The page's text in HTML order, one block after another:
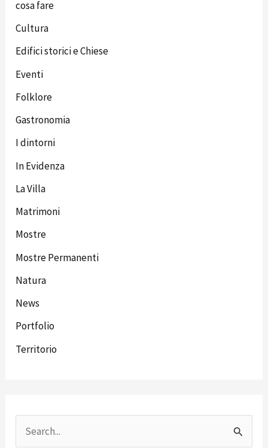
cosa fare
Cultura
Edifici storici e Chiese
Eventi
Folklore
Gastronomia
I dintorni
In Evidenza
La Villa
Matrimoni
Mostre
Mostre Permanenti
Natura
News
Portfolio
Territorio